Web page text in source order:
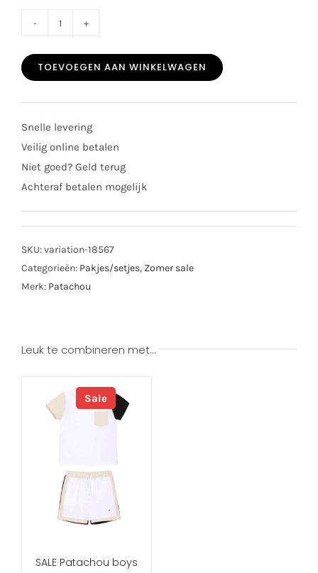
Patachou
boys
beige
aantal
TOEVOEGEN AAN WINKELWAGEN
Snelle levering
Veilig online betalen
Niet goed? Geld terug
Achteraf betalen mogelijk
SKU:variation-18567
Categorieën: Pakjes/setjes, Zomer sale
Merk: Patachou
Leuk te combineren met…
Sale
SALE Patachou boys